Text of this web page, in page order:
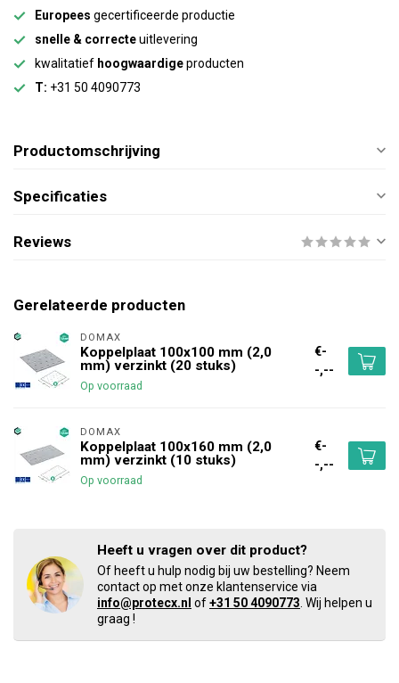
Europees gecertificeerde productie
snelle & correcteuitlevering
kwalitatief hoogwaardigeproducten
T: +31 50 4090773
Productomschrijving
Specificaties
Reviews
Gerelateerde producten
DOMAX
Koppelplaat 100x100 mm (2,0
mm) verzinkt (20 stuks)
Op voorraad
€-
-,--
DOMAX
Koppelplaat 100x160 mm (2,0
mm) verzinkt (10 stuks)
Op voorraad
€-
-,--
Heeft u vragen over dit product?
Of heeft u hulp nodig bij uw bestelling? Neem
contact op met onze klantenservice via
info@protecx.nl of+31 50 4090773 . Wij helpen u
graag !